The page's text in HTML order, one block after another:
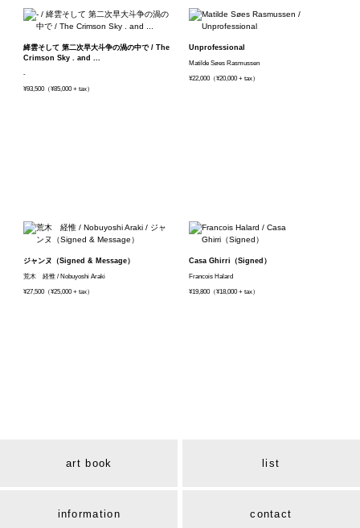
絳雲そして 第二次早大斗争の渦の中で / The
Crimson Sky . and ...
-
¥93,500（¥85,000 + tax）
Unprofessional
Matilde Søes Rasmussen
¥22,000（¥20,000 + tax）
ジャンヌ（Signed & Message）
荒木 経惟 / Nobuyoshi Araki
¥27,500（¥25,000 + tax）
Casa Ghirri（Signed）
Francois Halard
¥19,800（¥18,000 + tax）
art book list
information contact